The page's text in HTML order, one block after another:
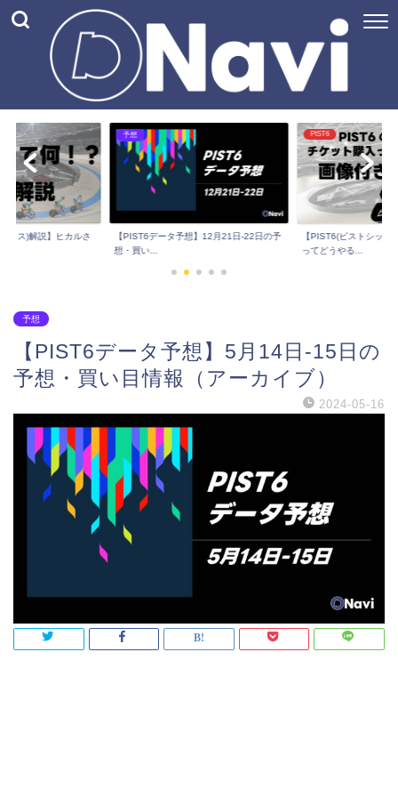
クス)解説】ヒカルさ
予想
【PIST6データ予想】12月21日-22日の予
想・買い...
PIST6
【PIST6(ピストシック
ってどうやる...
予想
【PIST6データ予想】5月14日-15日の
予想・買い目情報（アーカイブ）
2024-05-16